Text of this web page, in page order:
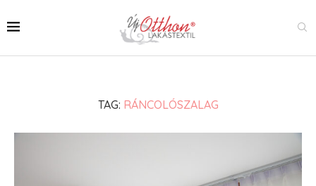
TAG: RÁNCOLÓSZALAG